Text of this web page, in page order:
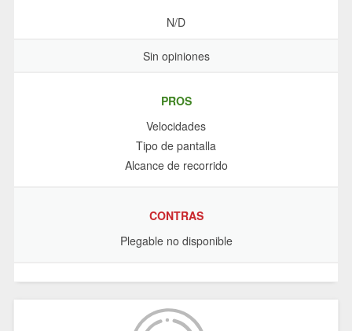
N/D
Sin opiniones
PROS
Velocidades
Tipo de pantalla
Alcance de recorrido
CONTRAS
Plegable no disponible